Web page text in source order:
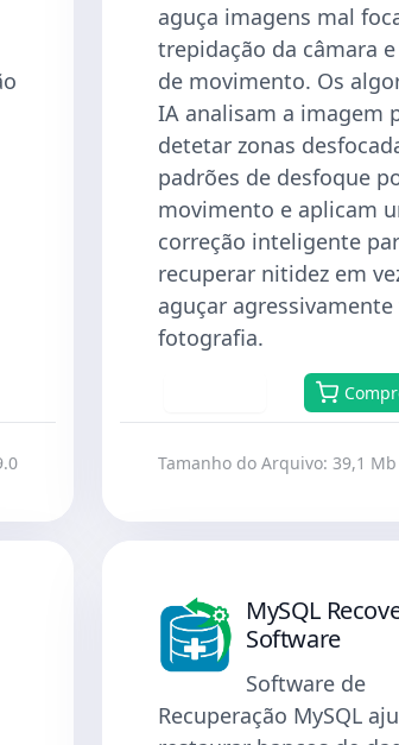
aguça imagens mal
trepidação da câmara
de movimento. Os
IA analisam a imagem
detetar zonas
padrões de desfoque
movimento e aplicam
correção inteligente
recuperar nitidez em
aguçar
fotografia.
Tamanho do Arquivo: 39,1 Mb
MySQL
Software
Software de
Recuperação MySQL